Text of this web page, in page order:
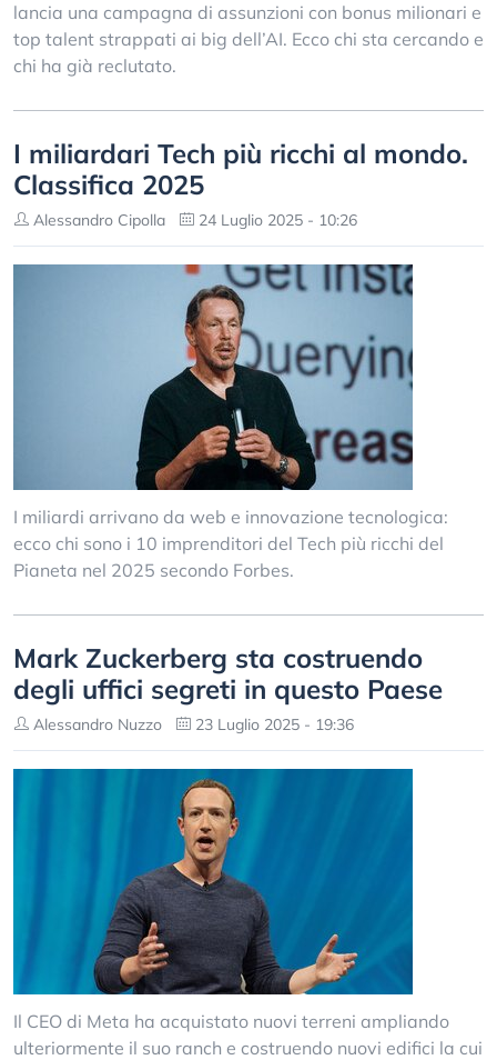
lancia una campagna di assunzioni con bonus milionari e
top talent strappati ai big dell’AI. Ecco chi sta cercando e
chi ha già reclutato.
I miliardari Tech più ricchi al mondo.
Classifica 2025
Alessandro Cipolla 24 Luglio 2025 - 10:26
I miliardi arrivano da web e innovazione tecnologica:
ecco chi sono i 10 imprenditori del Tech più ricchi del
Pianeta nel 2025 secondo Forbes.
Mark Zuckerberg sta costruendo
degli uffici segreti in questo Paese
Alessandro Nuzzo 23 Luglio 2025 - 19:36
Il CEO di Meta ha acquistato nuovi terreni ampliando
ulteriormente il suo ranch e costruendo nuovi edifici la cui